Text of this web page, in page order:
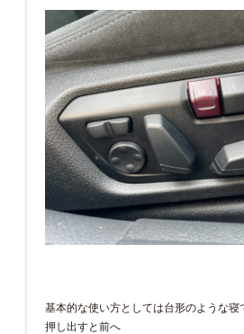
基本的な使い方としては台形のような寝
押し出すと前へ